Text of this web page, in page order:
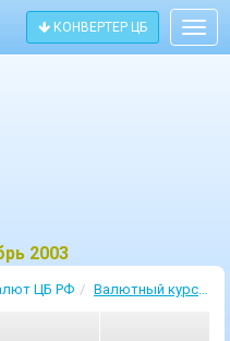
КОНВЕРТЕР ЦБ
2003
ЦБ РФ Валютный курс 5 Ноябрь 2003